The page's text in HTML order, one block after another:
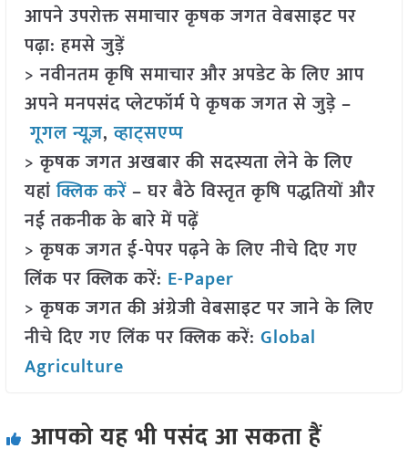
आपने उपरोक्त समाचार कृषक जगत वेबसाइट पर
पढ़ा: हमसे जुड़ें
> नवीनतम कृषि समाचार और अपडेट के लिए आप
अपने मनपसंद प्लेटफॉर्म पे कृषक जगत से जुड़े –
गूगल न्यूज़,व्हाट्सएप्प
> कृषक जगत अखबार की सदस्यता लेने के लिए
यहांक्लिक करें– घर बैठे विस्तृत कृषि पद्धतियों और
नई तकनीक के बारे में पढ़ें
> कृषक जगत ई-पेपर पढ़ने के लिए नीचे दिए गए
लिंक पर क्लिक करें: E-Paper
> कृषक जगत की अंग्रेजी वेबसाइट पर जाने के लिए
नीचे दिए गए लिंक पर क्लिक करें: Global
Agriculture
आपको यह भी पसंद आ सकता हैं